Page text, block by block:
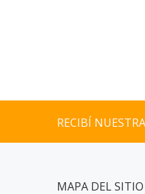
RECIBÍ
MAPA DEL SITIO